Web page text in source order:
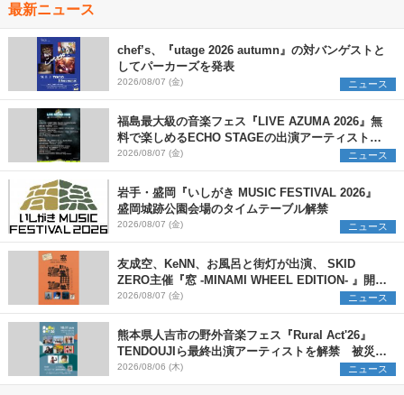
最新ニュース
chef’s、『utage 2026 autumn』の対バンゲストと
してパーカーズを発表
2026/08/07 (金) ニュース
福島最大級の音楽フェス『LIVE AZUMA 2026』無
料で楽しめるECHO STAGEの出演アーティストを
発表
2026/08/07 (金) ニュース
岩手・盛岡『いしがき MUSIC FESTIVAL 2026』
盛岡城跡公園会場のタイムテーブル解禁
2026/08/07 (金) ニュース
友成空、KeNN、お風呂と街灯が出演、 SKID
ZERO主催『窓 -MINAMI WHEEL EDITION- 』開催
決定
2026/08/07 (金) ニュース
熊本県人吉市の野外音楽フェス『Rural Act'26』
TENDOUJIら最終出演アーティストを解禁 被災地
支援プロジェクトの始動も発表
2026/08/06 (木) ニュース